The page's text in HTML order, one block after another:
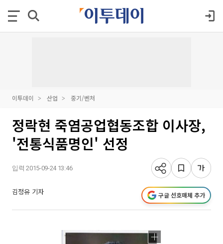
이투데이 산업 중기/벤처
정락현 죽염공업협동조합 이사장,
'전통식품명인' 선정
입력 2015-09-24 13:46
김정유 기자 구글 선호매체 추가